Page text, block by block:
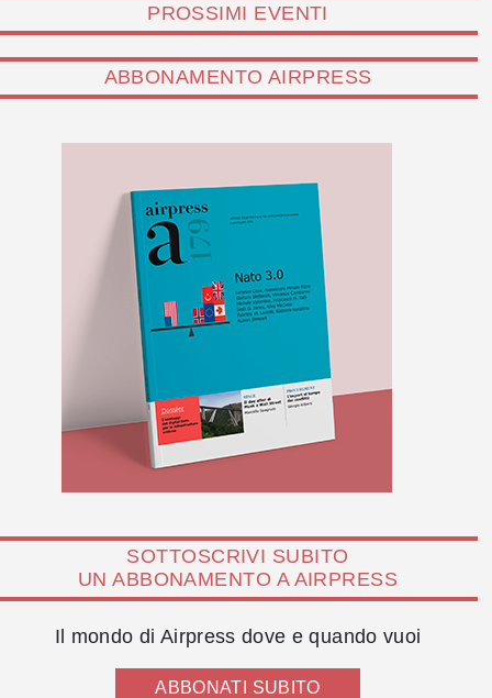
PROSSIMI EVENTI
ABBONAMENTO AIRPRESS
SOTTOSCRIVI SUBITO
UN ABBONAMENTO A AIRPRESS
Il mondo di Airpress dove e quando vuoi
ABBONATI SUBITO